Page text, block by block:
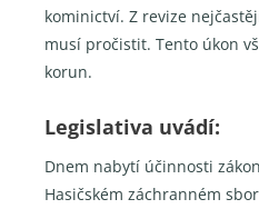
kominictví. Z revize
musí pročistit. Tento úkon
korun.
Legislativa uvádí:
Dnem nabytí účinnosti
Hasičském záchranném